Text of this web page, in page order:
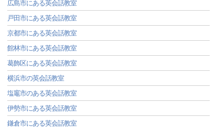
広島市にある英会話教室
戸田市にある英会話教室
京都市にある英会話教室
館林市にある英会話教室
葛飾区にある英会話教室
横浜市の英会話教室
塩竈市のある英会話教室
伊勢市にある英会話教室
鎌倉市にある英会話教室